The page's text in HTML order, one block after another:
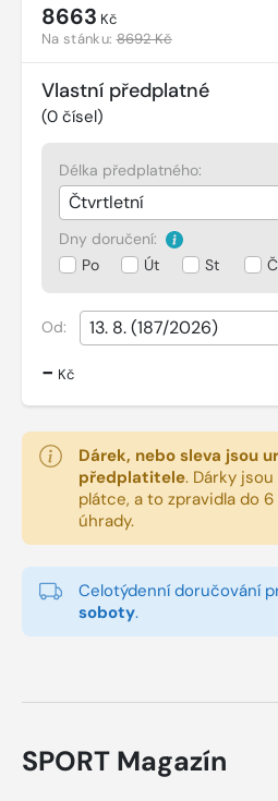
8663 Kč
Na stánku:8692 Kč
Vlastní předplatné
(0 čísel)
Délka předplatného:
Dny doručení:
Po
Út St
Od:
- Kč
Dárek, nebo sleva jsou
předplatitele. Dárky
plátce, a to zpravidla do
úhrady.
Celotýdenní doručování
soboty.
SPORT Magazín